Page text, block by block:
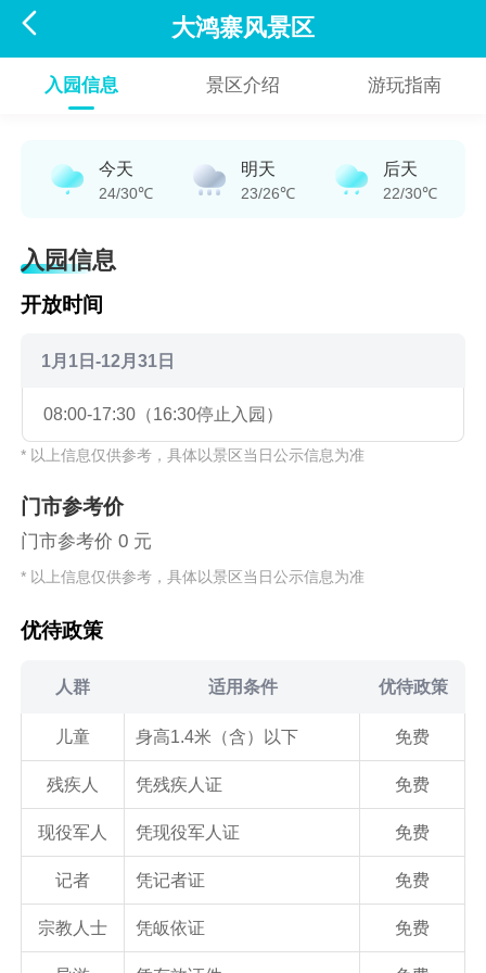
 大鸿寨风景区
入园信息 景区介绍 游玩指南
今天
24/30℃
明天
23/26℃
后天
22/30℃
入园信息
开放时间
1月1日-12月31日
08:00-17:30（16:30停止入园）
* 以上信息仅供参考，具体以景区当日公示信息为准
门市参考价
门市参考价 0 元
* 以上信息仅供参考，具体以景区当日公示信息为准
优待政策
人群 适用条件 优待政策
儿童 身高1.4米（含）以下 免费
残疾人 凭残疾人证 免费
现役军人 凭现役军人证 免费
记者 凭记者证 免费
宗教人士 凭皈依证 免费